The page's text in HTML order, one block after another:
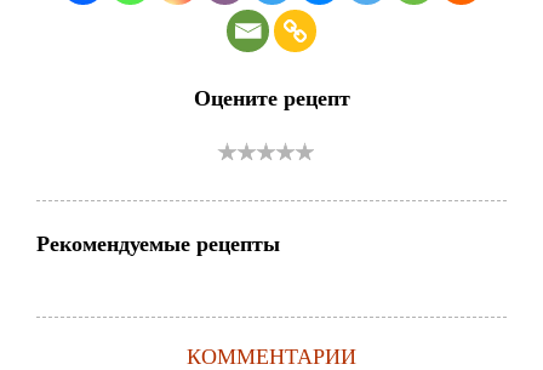
Оцените рецепт
Рекомендуемые рецепты
КОММЕНТАРИИ